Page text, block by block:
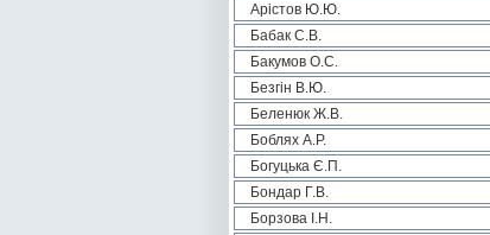
Арістов Ю.Ю.
Бабак С.В.
Бакумов О.С.
Безгін В.Ю.
Беленюк Ж.В.
Боблях А.Р.
Богуцька Є.П.
Бондар Г.В.
Борзова І.Н.